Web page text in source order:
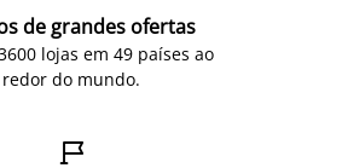
de grandes ofertas
lojas em 49 países ao
redor do mundo.
